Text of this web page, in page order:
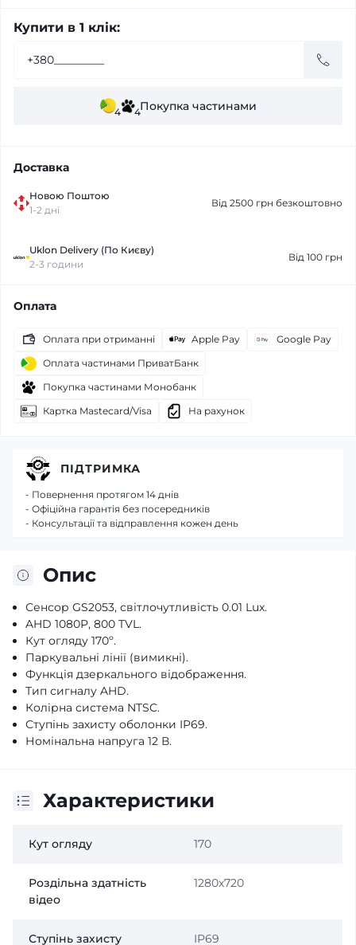
Купити в 1 клік:
4 4Покупка частинами
Доставка
Новою Поштою
1-2 дні
Від 2500 грн безкоштовно
Uklon Delivery (По Києву)
2-3 години
Від 100 грн
Оплата
Оплата при отриманні Apple Pay
Google Pay
Оплата частинами ПриватБанк
Покупка частинами Монобанк
Картка Mastecard/Visa
На рахунок
Опис
Сенсор GS2053, світлочутливість 0.01 Lux.
AHD 1080P, 800 TVL.
Кут огляду 170º.
Паркувальні лінії (вимикні).
Функція дзеркального відображення.
Тип сигналу AHD.
Колірна система NTSC.
Ступінь захисту оболонки IP69.
Номінальна напруга 12 В.
Характеристики
Кут огляду 170
Роздільна здатність
відео
1280х720
Ступінь захисту IP69
ПІДТРИМКА
- Повернення протягом 14 днів
- Офіційна гарантія без посередників
- Консультації та відправлення кожен день